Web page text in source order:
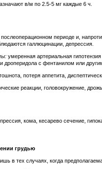
в/м по 2.5-5 мг каждые 6 ч.
периоде и,
галлюцинации, депрессия.
умеренная артериальная
дроперидола с фентанилом или
потеря аппетита,
реакции, головокружение,
кома, кесарево сечение,
грудью
в тех случаях, когда